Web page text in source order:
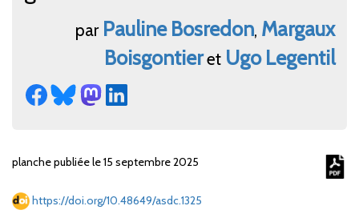
par Pauline Bosredon, Margaux
Boisgontieret Ugo Legentil
planche publiée le 15 septembre 2025
https://doi.org/10.48649/asdc.1325